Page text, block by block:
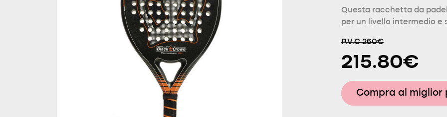
Questa racchetta da
per un livello intermedio e
P.V.C 260€
215.80€
Compra al miglior